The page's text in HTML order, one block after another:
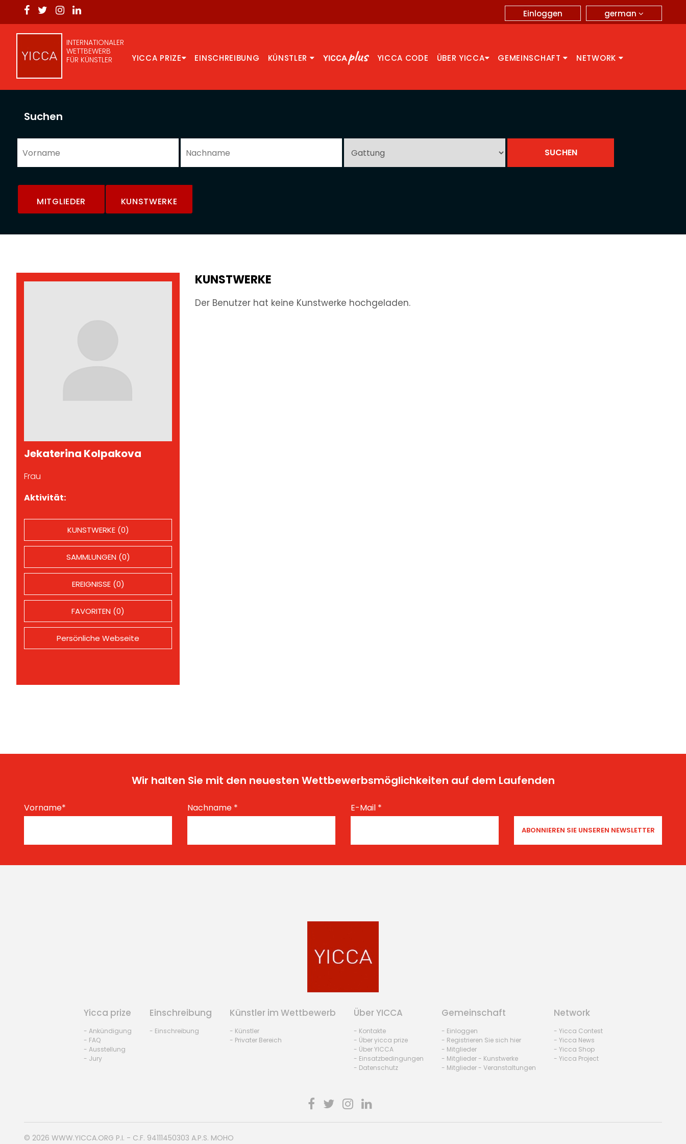
german
Einloggen
INTERNATIONALER
WETTBEWERB
FÜR KÜNSTLER
YICCA PRIZE EINSCHREIBUNG KÜNSTLER YICCA CODE ÜBER YICCA GEMEINSCHAFT NETWORK
Suchen
MITGLIEDER KUNSTWERKE
Jekaterina Kolpakova
Frau
Aktivität:
KUNSTWERKE (0)
SAMMLUNGEN (0)
EREIGNISSE (0)
FAVORITEN (0)
Persönliche Webseite
KUNSTWERKE
Der Benutzer hat keine Kunstwerke hochgeladen.
Wir halten Sie mit den neuesten Wettbewerbsmöglichkeiten auf dem Laufenden
Vorname* Nachname * E-Mail *
Yicca prize
- Ankündigung
- FAQ
- Ausstellung
- Jury
Einschreibung
- Einschreibung
Künstler im Wettbewerb
- Künstler
- Privater Bereich
Über YICCA
- Kontakte
- Über yicca prize
- Über YICCA
- Einsatzbedingungen
- Datenschutz
Gemeinschaft
- Einloggen
- Registrieren Sie sich hier
- Mitglieder
- Mitglieder - Kunstwerke
- Mitglieder - Veranstaltungen
Network
- Yicca Contest
- Yicca News
- Yicca Shop
- Yicca Project
© 2026 WWW.YICCA.ORG P.I. - C.F. 94111450303 A.P.S. MOHO